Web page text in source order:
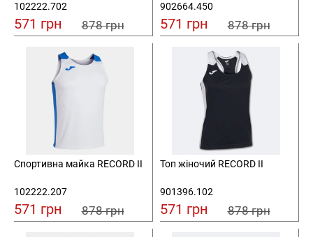
102222.702
571 грн 878 грн
902664.450
571 грн 878 грн
Спортивна майка RECORD II
102222.207
571 грн 878 грн
Топ жіночий RECORD II
901396.102
571 грн 878 грн